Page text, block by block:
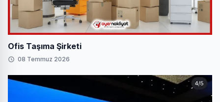
Ofis Taşıma Şirketi
08 Temmuz 2026